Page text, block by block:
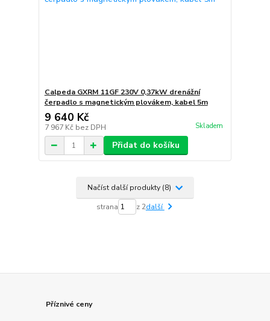
Calpeda GXRM 11GF 230V 0,37kW drenážní
čerpadlo s magnetickým plovákem, kabel 5m
9 640 Kč
7 967 Kč bez DPH Skladem
Přidat do košíku
Načíst další produkty (8)
strana z 2další
Příznivé ceny